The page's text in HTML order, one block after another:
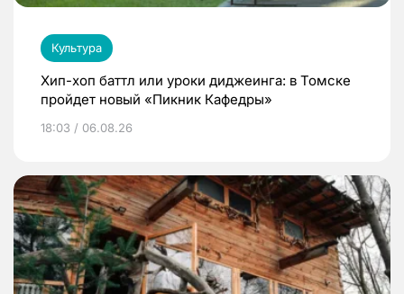
Культура
Хип-хоп баттл или уроки диджеинга: в Томске
пройдет новый «Пикник Кафедры»
18:03 / 06.08.26